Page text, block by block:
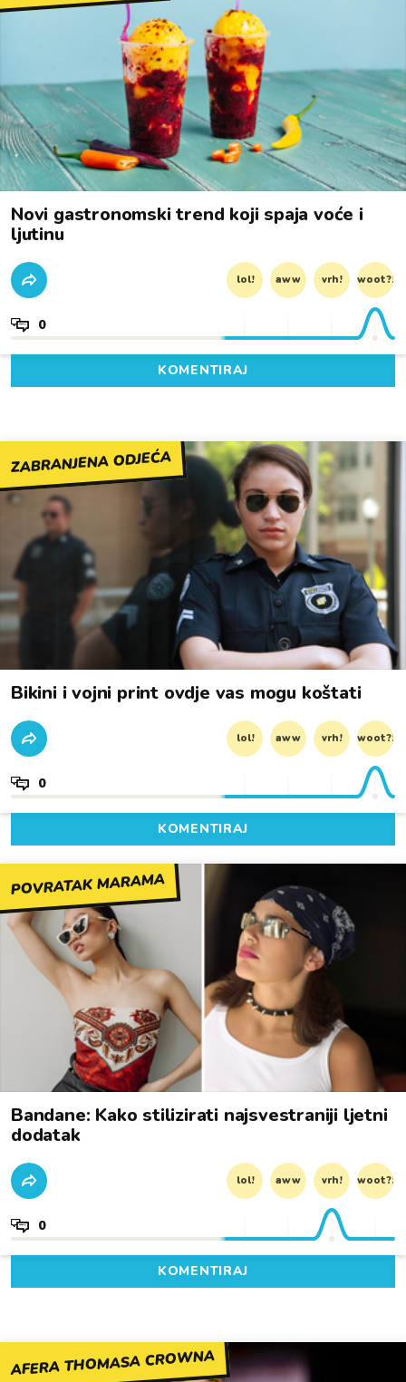
Novi gastronomski trend koji spaja voće i
ljutinu
lol! aww vrh! woot?!
0
KOMENTIRAJ
ZABRANJENA ODJEĆA
Bikini i vojni print ovdje vas mogu koštati
lol! aww vrh! woot?!
0
KOMENTIRAJ
POVRATAK MARAMA
Bandane: Kako stilizirati najsvestraniji ljetni
dodatak
lol! aww vrh! woot?!
0
KOMENTIRAJ
AFERA THOMASA CROWNA